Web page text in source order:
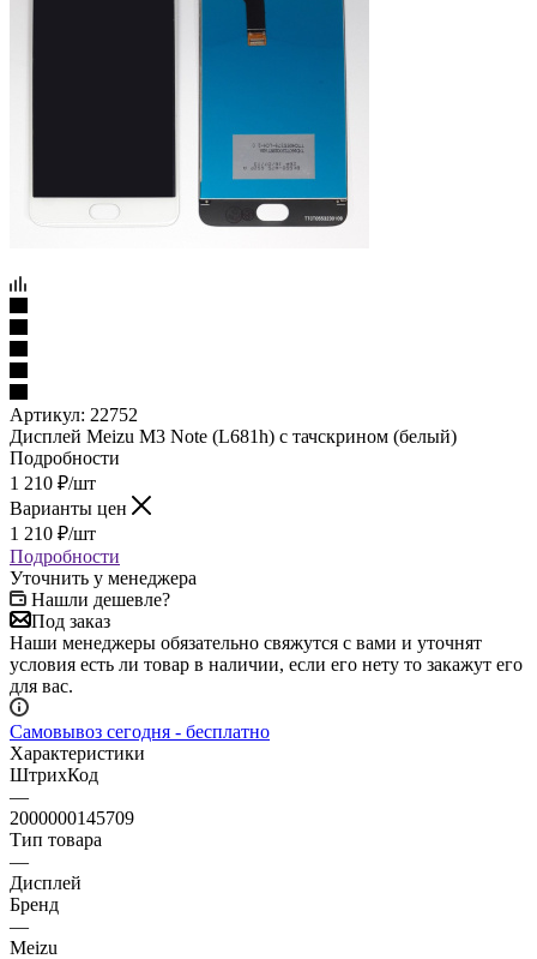
Артикул:
Дисплей Meizu M3 Note (L681h) с тачскрином (белый)
Подробности
Варианты цен
1 210₽/шт
Подробности
Уточнить у менеджера
Нашли дешевле?
Под заказ
Наши менеджеры обязательно свяжутся с вами и уточнят
условия есть ли товар в наличии, если его нету то закажут его
для вас.
Самовывоз сегодня - бесплатно
Характеристики
ШтрихКод
—
2000000145709
Тип товара
—
Бренд
—
Модель
—
Все характеристики